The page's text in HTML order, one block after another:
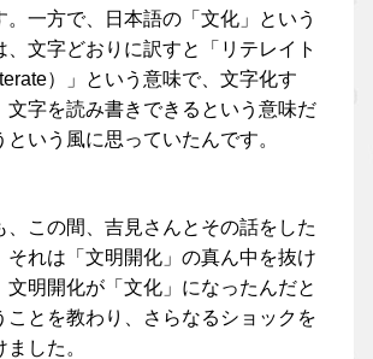
。一方で、日本語の「文化」という
、文字どおりに訳すと「リテレイト
）」という意味で、文字化す
文字を読み書きできるという意味だ
という風に思っていたんです。
、この間、吉見さんとその話をした
それは「文明開化」の真ん中を抜け
文明開化が「文化」になったんだと
ことを教わり、さらなるショックを
ました。